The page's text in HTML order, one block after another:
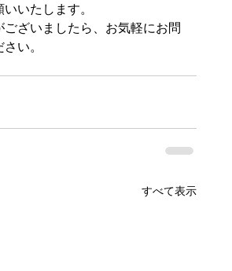
いたします。
ございましたら、お気軽にお問
い。
すべて表示